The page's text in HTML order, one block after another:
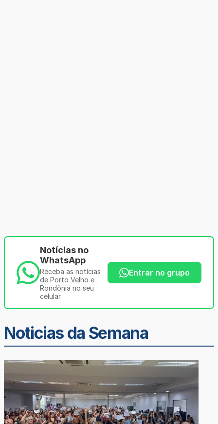
Notícias no
WhatsApp
Receba as notícias
de Porto Velho e
Rondônia no seu
celular.
Entrar no grupo
Noticias da Semana